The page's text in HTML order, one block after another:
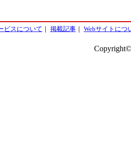
ビスについて ｜ 掲載記事 ｜ Webサイトにつ